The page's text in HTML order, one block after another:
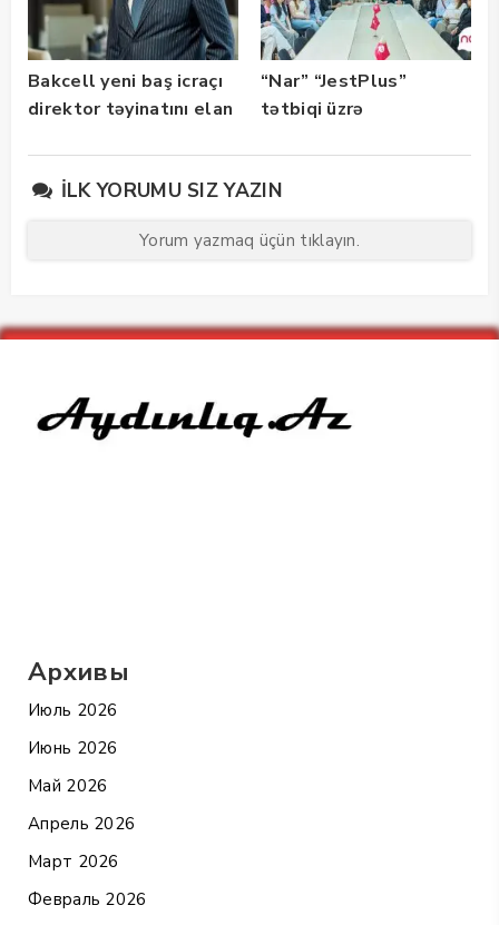
Bakcell yeni baş icraçı
direktor təyinatını elan
“Nar” “JestPlus”
tətbiqi üzrə
İLK YORUMU SIZ YAZIN
Yorum yazmaq üçün tıklayın.
Архивы
Июль 2026
Июнь 2026
Май 2026
Апрель 2026
Март 2026
Февраль 2026